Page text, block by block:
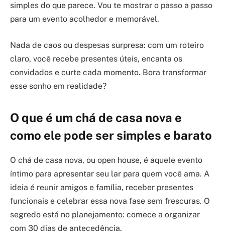
simples do que parece. Vou te mostrar o passo a passo
para um evento acolhedor e memorável.
Nada de caos ou despesas surpresa: com um roteiro
claro, você recebe presentes úteis, encanta os
convidados e curte cada momento. Bora transformar
esse sonho em realidade?
O que é um chá de casa nova e
como ele pode ser simples e barato
O chá de casa nova, ou open house, é aquele evento
íntimo para apresentar seu lar para quem você ama. A
ideia é reunir amigos e família, receber presentes
funcionais e celebrar essa nova fase sem frescuras. O
segredo está no planejamento: comece a organizar
com 30 dias de antecedência.